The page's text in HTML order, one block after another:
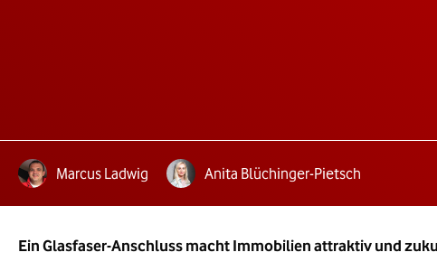
Lesezeit:
Autoren:Marcus Ladwig Anita Blüchinger-Pietsch
Ein Glasfaser-Anschluss macht Immobilien attraktiv und